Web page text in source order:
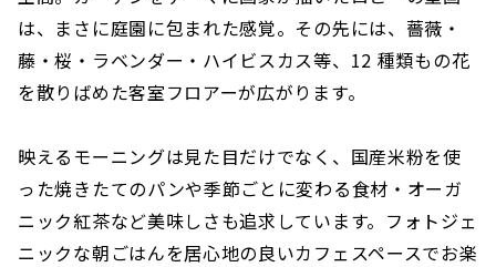
は、まさに庭園に包まれた感覚。その先には、薔薇・
藤・桜・ラベンダー・ハイビスカス等、12 種類もの花
を散りばめた客室フロアーが広がります。
映えるモーニングは見た目だけでなく、国産米粉を使
った焼きたてのパンや季節ごとに変わる食材・オーガ
ニック紅茶など美味しさも追求しています。フォトジェ
ニックな朝ごはんを居心地の良いカフェスペースでお楽